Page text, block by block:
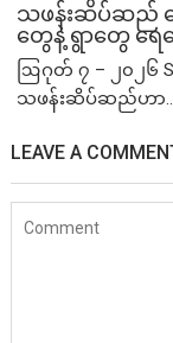
သဖန်းဆိပ်ဆည် ရ
တွေနဲ့ ရွာတွေ ရေ
ဩဂုတ် ၇ – ၂၀၂၆
သဖန်းဆိပ်ဆည်ဟာ
LEAVE A